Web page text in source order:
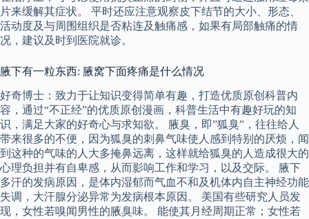
片来缓解其症状。 平时还应注意观察皮下结节的大小、形态、
活动度及与周围组织是否粘连及触痛感，如果有局部触痛的情
况，建议及时到医院就诊。
腋下有一粒东西: 腋窝下面疼痛是什么情况
好奇博士：致力于让知识变得简单有趣，打造优质原创科普内
容，通过“不正经”的优质原创漫画，科普生活中有趣好玩的知
识，满足大家的好奇心与求知欲。 腋臭，即”狐臭”，往往给人
带来很多的不便，因为狐臭的刺鼻气味使人感到特别的厌烦，闻
到这种的气味的人大多掩鼻远离，这样就给狐臭的人造成很大的
心理负担并有自卑感，从而影响工作和学习，以及交际。 腋下
多汗的发病原因，是体内湿郁而气血不和及机体内自主神经功能
失调，大汗腺分泌异常为发病根本原因。 美国有些研究人员发
现，女性若嗅闻男性的腋臭味。 能使其月经周期正常；女性若